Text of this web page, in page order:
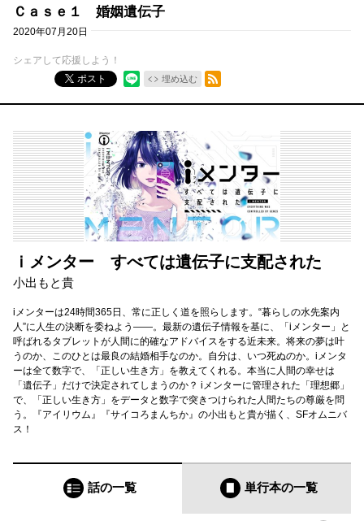
Ｃａｓｅ１ 婚姻遺伝子
2020年07月20日
シェアして応援しよう！
ポスト
埋め込む
RSSフィード
ｉメンター すべては遺伝子に支配された
小出もと貴
iメンターは24時間365日、常に正しく道を照らします。“暮らしの水先案内
人”に人生の決断を委ねよう――。最新の遺伝子情報を基に、「iメンター」と
呼ばれるタブレットが人間に的確なアドバイスをする近未来。将来の夢は叶
うのか、このひとは最良の結婚相手なのか。自分は、いつ死ぬのか。iメンタ
ーは全て数字で、「正しい生き方」を教えてくれる。本当に人間の幸せは
「遺伝子」だけで決定されてしまうのか？ iメンターに管理された「理想郷」
で、「正しい生き方」をデータと数字で突きつけられた人間たちの尊厳を問
う。『アイリウム』『サイコろまんちか』の小出もと貴が描く、SFオムニバ
ス！
話の一覧 単行本の一覧